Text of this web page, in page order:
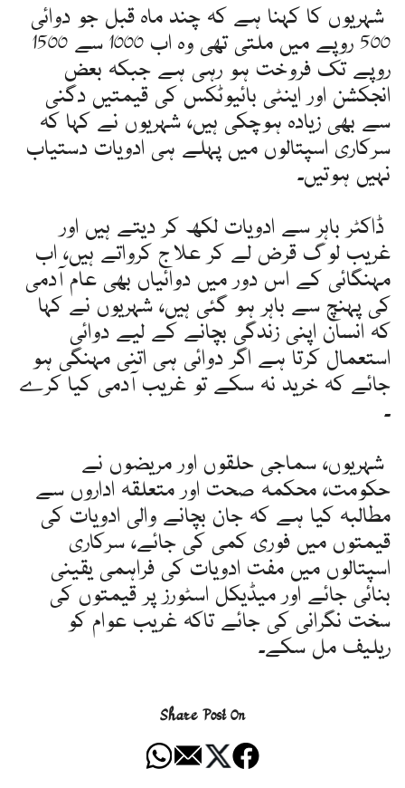
شہریوں کا کہنا ہے کہ چند ماہ قبل جو دوائی
500 روپے میں ملتی تھی وہ اب 1000 سے 1500
روپے تک فروخت ہو رہی ہے جبکہ بعض
انجکشن اور اینٹی بائیوٹکس کی قیمتیں دگنی
سے بھی زیادہ ہوچکی ہیں، شہریوں نے کہا کہ
سرکاری اسپتالوں میں پہلے ہی ادویات دستیاب
نہیں ہوتیں۔
ڈاکٹر باہر سے ادویات لکھ کر دیتے ہیں اور
غریب لوگ قرض لے کر علاج کرواتے ہیں، اب
مہنگائی کے اس دور میں دوائیاں بھی عام آدمی
کی پہنچ سے باہر ہو گئی ہیں، شہریوں نے کہا
کہ انسان اپنی زندگی بچانے کے لیے دوائی
استعمال کرتا ہے اگر دوائی ہی اتنی مہنگی ہو
جائے کہ خرید نہ سکے تو غریب آدمی کیا کرے
۔
شہریوں، سماجی حلقوں اور مریضوں نے
حکومت، محکمہ صحت اور متعلقہ اداروں سے
مطالبہ کیا ہے کہ جان بچانے والی ادویات کی
قیمتوں میں فوری کمی کی جائے، سرکاری
اسپتالوں میں مفت ادویات کی فراہمی یقینی
بنائی جائے اور میڈیکل اسٹورز پر قیمتوں کی
سخت نگرانی کی جائے تاکہ غریب عوام کو
ریلیف مل سکے۔
Share Post On